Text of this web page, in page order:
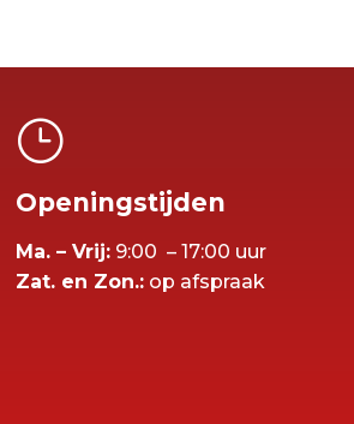
}
Openingstijden
Ma. – Vrij:9:00 – 17:00 uur
Zat. en Zon.:op afspraak